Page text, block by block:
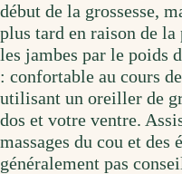
début de la grossesse,
plus tard en raison de la
les jambes par le poids
: confortable au cours
utilisant un oreiller de
dos et votre ventre.
massages du cou et des
généralement pas